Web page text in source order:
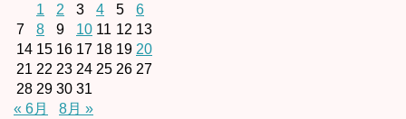
1
2 3 4 5
6
7
8 9 10 11 12 13
14 15 16 17 18 19 20
21 22 23 24 25 26 27
28 29 30 31
« 6月
8月 »